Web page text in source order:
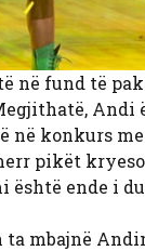
në fund të
në konkurs
pikët
është ende i
ta mbajnë